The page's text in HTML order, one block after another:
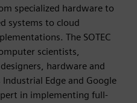
specialized hardware to
systems to cloud
The SOTEC
scientists,
hardware and
Edge and Google
in implementing full-